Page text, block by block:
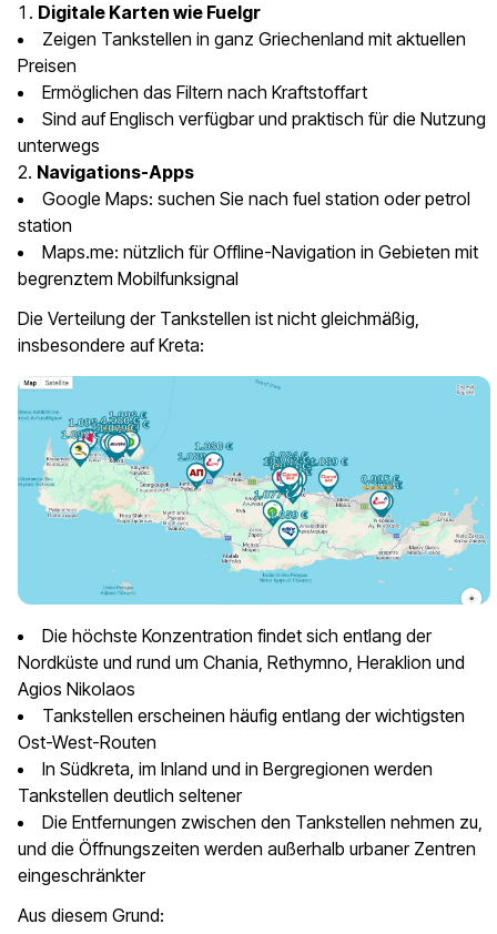
Digitale Karten wie Fuelgr
Zeigen Tankstellen in ganz Griechenland mit aktuellen
Preisen
Ermöglichen das Filtern nach Kraftstoffart
Sind auf Englisch verfügbar und praktisch für die Nutzung
unterwegs
Navigations-Apps
Google Maps: suchen Sie nach fuel station oder petrol
station
Maps.me: nützlich für Offline-Navigation in Gebieten mit
begrenztem Mobilfunksignal
Die Verteilung der Tankstellen ist nicht gleichmäßig,
insbesondere auf Kreta:
Die höchste Konzentration findet sich entlang der
Nordküste und rund um Chania, Rethymno, Heraklion und
Agios Nikolaos
Tankstellen erscheinen häufig entlang der wichtigsten
Ost-West-Routen
In Südkreta, im Inland und in Bergregionen werden
Tankstellen deutlich seltener
Die Entfernungen zwischen den Tankstellen nehmen zu,
und die Öffnungszeiten werden außerhalb urbaner Zentren
eingeschränkter
Aus diesem Grund: